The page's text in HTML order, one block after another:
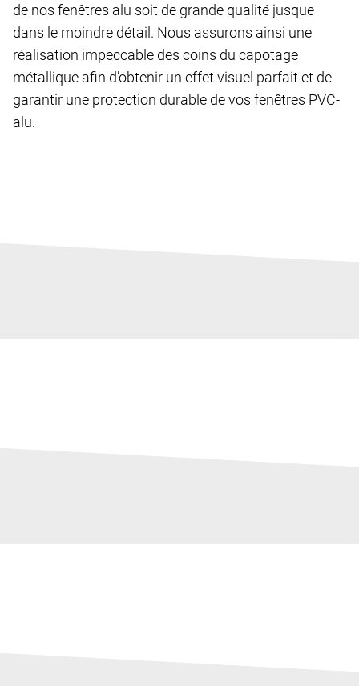
de nos fenêtres alu soit de grande qualité jusque
dans le moindre détail. Nous assurons ainsi une
réalisation impeccable des coins du capotage
métallique afin d’obtenir un effet visuel parfait et de
garantir une protection durable de vos fenêtres PVC-
alu.